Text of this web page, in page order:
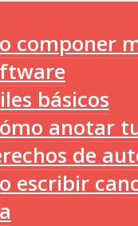
componer
básicos
anotar
de
escribir